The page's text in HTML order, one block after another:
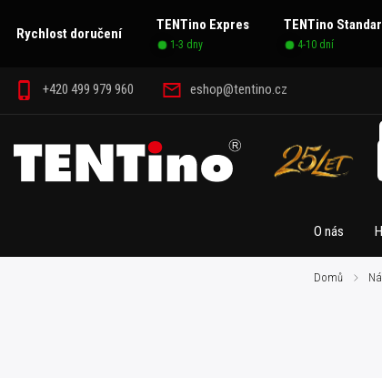
Rychlost doručení
TENTino Expres TENTino
1-3 dny 4-10 dní
+420 499 979 960 eshop@tentino.cz
O nás
Domů /